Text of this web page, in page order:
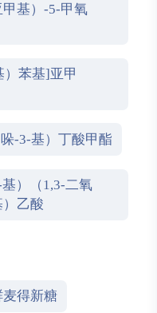
甲基）-5-甲氧
）苯基]亚甲
-3-基）丁酸甲酯
基）（1,3-二氧
乙酸
麦得新糖